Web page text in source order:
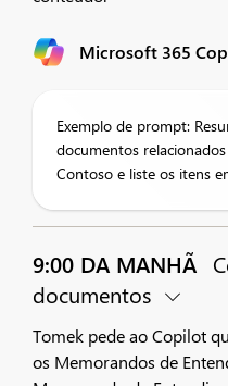
Microsoft 365
Exemplo de prompt:
documentos
Contoso e liste os itens
9:00 DA MANHÃ
documentos
Tomek pede ao Copilot
os Memorandos de